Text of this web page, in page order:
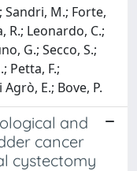
Sandri, M.; Forte,
R.; Leonardo, C.;
G.; Secco, S.;
Petta, F.;
E.; Bove, P.
and
cancer
cystectomy